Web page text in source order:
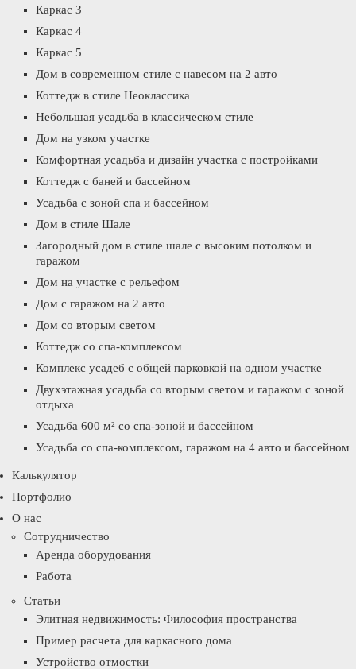
Каркас 3
Каркас 4
Каркас 5
Дом в современном стиле с навесом на 2 авто
Коттедж в стиле Неоклассика
Небольшая усадьба в классическом стиле
Дом на узком участке
Комфортная усадьба и дизайн участка с постройками
Коттедж с баней и бассейном
Усадьба с зоной спа и бассейном
Дом в стиле Шале
Загородный дом в стиле шале с высоким потолком и
гаражом
Дом на участке с рельефом
Дом с гаражом на 2 авто
Дом со вторым светом
Коттедж со спа-комплексом
Комплекс усадеб с общей парковкой на одном участке
Двухэтажная усадьба со вторым светом и гаражом с зоной
отдыха
Усадьба 600 м² со спа-зоной и бассейном
Усадьба со спа-комплексом, гаражом на 4 авто и бассейном
Калькулятор
Портфолио
О нас
Сотрудничество
Аренда оборудования
Работа
Статьи
Элитная недвижимость: Философия пространства
Пример расчета для каркасного дома
Устройство отмостки